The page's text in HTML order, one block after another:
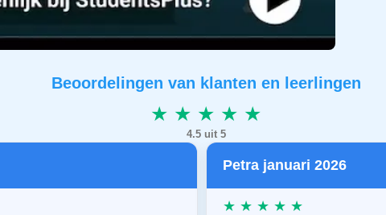
Beoordelingen van klanten en leerlingen
★ ★ ★ ★ ★
4.5 uit 5
Petra januari 2026
★ ★ ★ ★ ★